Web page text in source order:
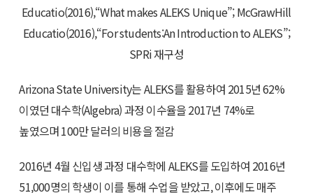
Educatio(2016),“What makes ALEKS Unique”; McGrawHill
Educatio(2016),“For students:An Introduction to ALEKS”;
SPRi 재구성
Arizona State University는 ALEKS를 활용하여 2015년 62%
이였던 대수학(Algebra) 과정 이수율을 2017년 74%로
높였으며 100만 달러의 비용을 절감
2016년 4월 신입생 과정 대수학에 ALEKS를 도입하여 2016년
51,000명의 학생이 이를 통해 수업을 받았고, 이후에도 매주